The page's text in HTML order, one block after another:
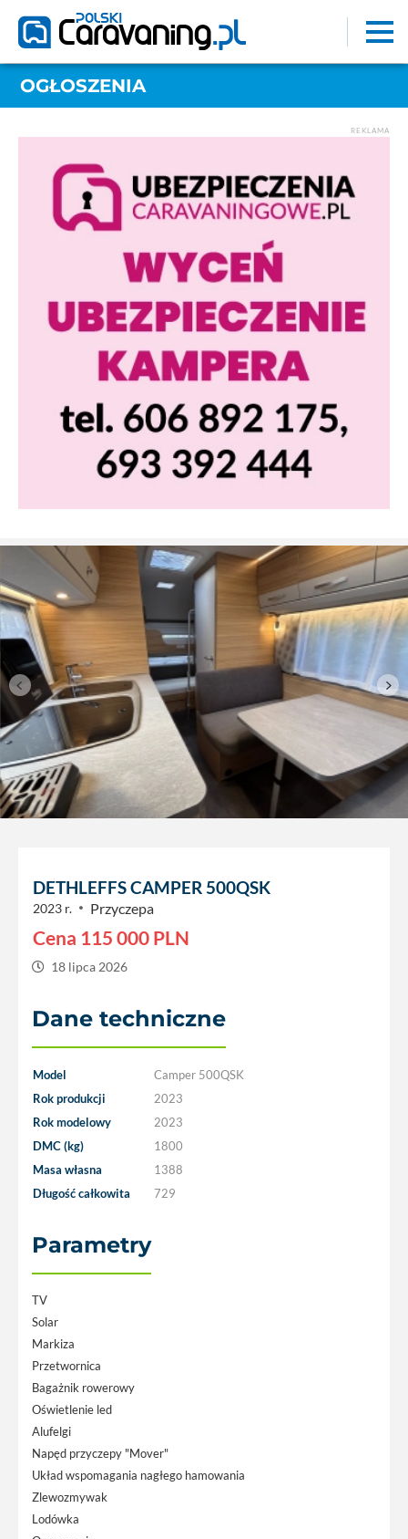
OGŁOSZENIA
REKLAMA
DETHLEFFS CAMPER 500QSK
2023 r. Przyczepa
Cena 115 000 PLN
18 lipca 2026
Dane techniczne
Model
Camper 500QSK
Rok produkcji
2023
Rok modelowy
2023
DMC (kg)
1800
Masa własna
1388
Długość całkowita
729
Parametry
TV
Solar
Markiza
Przetwornica
Bagażnik rowerowy
Oświetlenie led
Alufelgi
Napęd przyczepy "Mover"
Układ wspomagania nagłego hamowania
Zlewozmywak
Lodówka